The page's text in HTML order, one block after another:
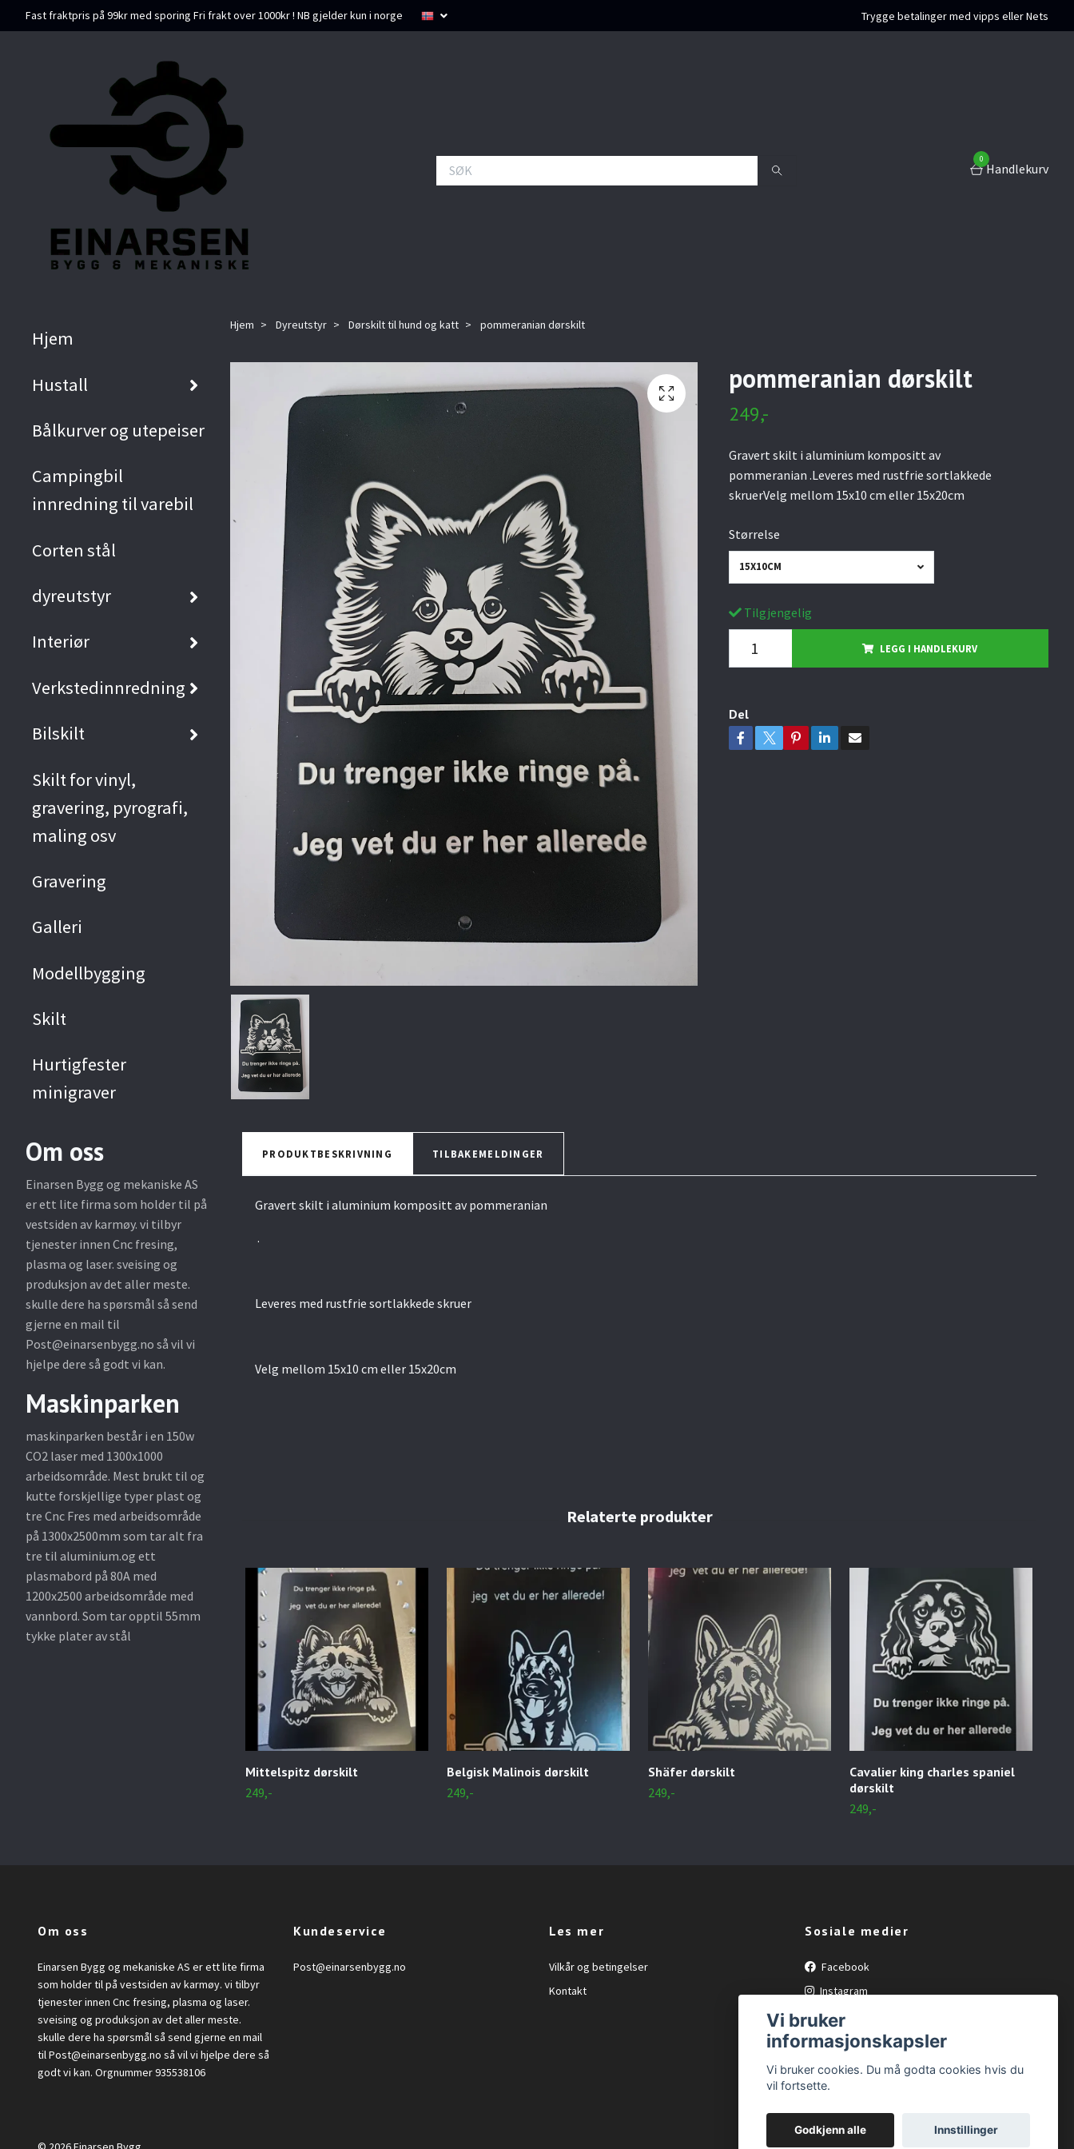
Fast fraktpris på 99kr med sporing Fri frakt over 1000kr ! NB gjelder kun i norge Trygge betalinger med vipps eller Nets
0
Handlekurv
Hjem
Hustall
Bålkurver og utepeiser
Campingbil
innredning til varebil
Corten stål
dyreutstyr
Interiør
Verkstedinnredning
Bilskilt
Skilt for vinyl,
gravering, pyrografi,
maling osv
Gravering
Galleri
Modellbygging
Skilt
Hurtigfester
minigraver
Om oss
Einarsen Bygg og mekaniske AS
er ett lite firma som holder til på
vestsiden av karmøy. vi tilbyr
tjenester innen Cnc fresing,
plasma og laser. sveising og
produksjon av det aller meste.
skulle dere ha spørsmål så send
gjerne en mail til
Post@einarsenbygg.no så vil vi
hjelpe dere så godt vi kan.
Maskinparken
maskinparken består i en 150w
CO2 laser med 1300x1000
arbeidsområde. Mest brukt til og
kutte forskjellige typer plast og
tre Cnc Fres med arbeidsområde
på 1300x2500mm som tar alt fra
tre til aluminium.og ett
plasmabord på 80A med
1200x2500 arbeidsområde med
vannbord. Som tar opptil 55mm
tykke plater av stål
Hjem Dyreutstyr Dørskilt til hund og katt pommeranian dørskilt
pommeranian dørskilt
249,-
Gravert skilt i aluminium kompositt av
pommeranian .Leveres med rustfrie sortlakkede
skruerVelg mellom 15x10 cm eller 15x20cm
Størrelse
15X10CM
Tilgjengelig
LEGG I HANDLEKURV
Del
PRODUKTBESKRIVNING TILBAKEMELDINGER
Gravert skilt i aluminium kompositt av pommeranian
.
Leveres med rustfrie sortlakkede skruer
Velg mellom 15x10 cm eller 15x20cm
Mittelspitz dørskilt
249,-
Belgisk Malinois dørskilt
249,-
Shäfer dørskilt
249,-
Cavalier king charles spaniel
dørskilt
249,-
Om oss
Einarsen Bygg og mekaniske AS er ett lite firma
som holder til på vestsiden av karmøy. vi tilbyr
tjenester innen Cnc fresing, plasma og laser.
sveising og produksjon av det aller meste.
skulle dere ha spørsmål så send gjerne en mail
tilPost@einarsenbygg.no så vil vi hjelpe dere så
godt vi kan. Orgnummer 935538106
Kundeservice
Post@einarsenbygg.no
Les mer
Vilkår og betingelser
Kontakt
Sosiale medier
Facebook
Instagram
Vi bruker
informasjonskapsler
Vi bruker cookies. Du må godta cookies hvis du
vil fortsette.
Godkjenn alle Innstillinger